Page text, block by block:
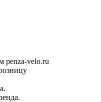
penza-velo.ru